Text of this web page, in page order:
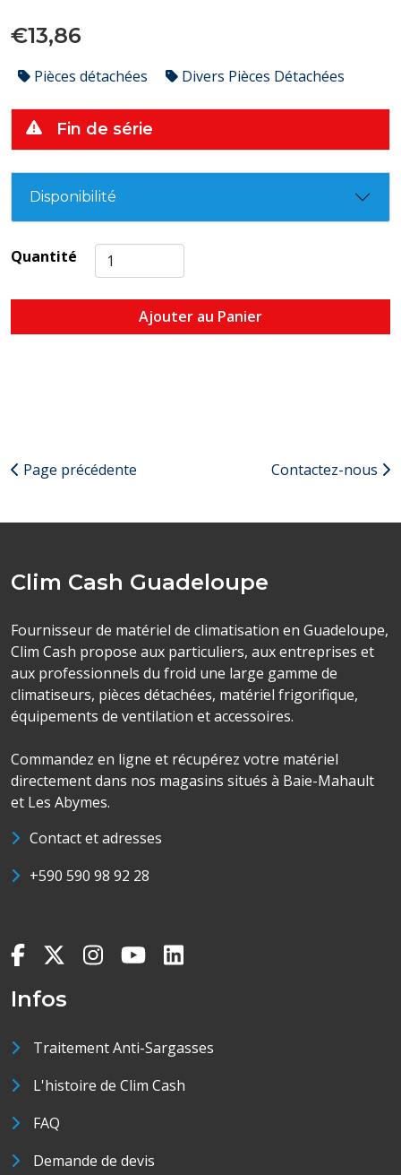
€13,86
Pièces détachées Divers Pièces Détachées
Fin de série
Disponibilité
Quantité
Ajouter au Panier
Page précédente Contactez-nous
Clim Cash Guadeloupe
Fournisseur de matériel de climatisation en Guadeloupe,
Clim Cash propose aux particuliers, aux entreprises et
aux professionnels du froid une large gamme de
climatiseurs, pièces détachées, matériel frigorifique,
équipements de ventilation et accessoires.
Commandez en ligne et récupérez votre matériel
directement dans nos magasins situés à Baie-Mahault
et Les Abymes.
Contact et adresses
+590 590 98 92 28
Infos
Traitement Anti-Sargasses
L'histoire de Clim Cash
FAQ
Demande de devis